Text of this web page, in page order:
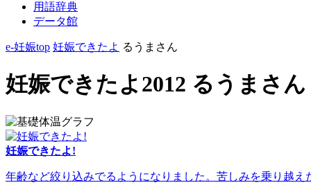
用語辞典
データ館
e-妊娠top 妊娠できたよ るうまさん
妊娠できたよ2012 るうまさん
妊娠できたよ!
年齢など絞り込みでるようになりました。苦しみを乗り越え